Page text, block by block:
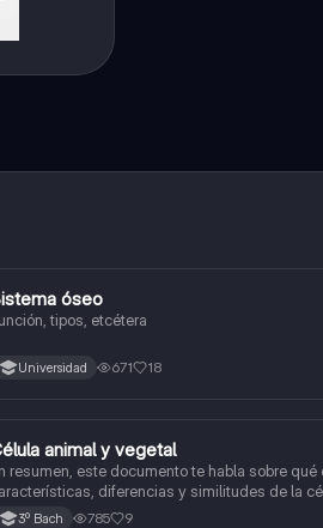
Biología óseo
tipos, etcétera
Universidad 671 18
Biologíaanimal y vegetal
resumen, este documento te habla sobre qué
diferencias y similitudes de la
animal y célula vegetal.💗
3º Bach 785 9